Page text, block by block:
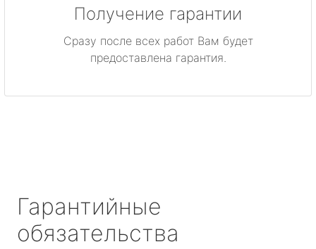
Получение гарантии
Сразу после всех работ Вам будет
предоставлена гарантия.
Гарантийные
обязательства